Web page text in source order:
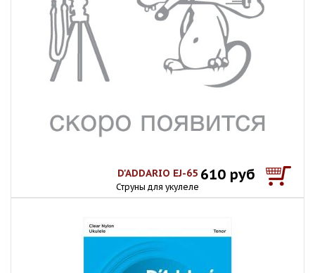
D'ADDARIO EJ-65
Струны для укулеле
610 руб